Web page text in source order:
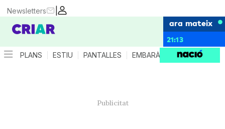
|
Newsletters
ara mateix
21:13
PLANS ESTIU PANTALLES EMBARÀS CRIANÇA